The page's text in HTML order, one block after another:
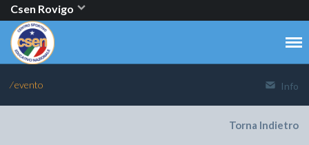
Csen Rovigo
⁄ evento Info
Torna Indietro